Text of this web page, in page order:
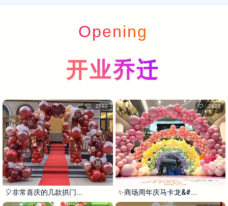
Opening
开业乔迁
🎈非常喜庆的几款拱门...
2592
✨商场周年庆马卡龙&#...
2623